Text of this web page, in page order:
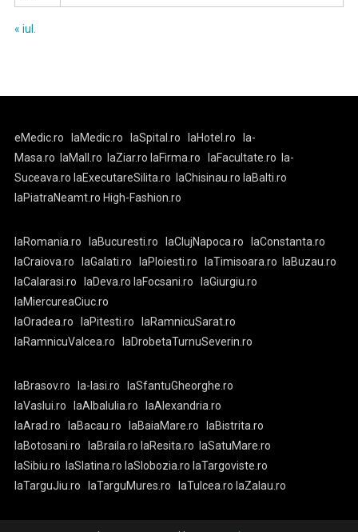
« iul.
eMedic.ro laMedic.ro laSpital.ro laHotel.ro
la-
Masa.ro
laMall.ro laZiar.ro laFirma.ro laFacultate.ro
la-
Suceava.ro laExecutareSilita.ro laChisinau.ro laBalti.ro
laPiatraNeamt.ro High-Fashion.ro
laRomania.ro laBucuresti.ro laClujNapoca.ro
laConstanta.ro
laCraiova.ro
laGalati.ro laPloiesti.ro laTimisoara.ro
laBuzau.ro
laCalarasi.ro
laDeva.ro laFocsani.ro
laGiurgiu.ro
laMiercureaCiuc.ro
laOradea.ro
laPitesti.ro
laRamnicuSarat.ro
laRamnicuValcea.ro
laDrobetaTurnuSeverin.ro
laBrasov.ro la-Iasi.ro
laSfantuGheorghe.ro
laVaslui.ro
laAlbaIulia.ro
laAlexandria.ro
laArad.ro
laBacau.ro laBaiaMare.ro
laBistrita.ro
laBotosani.ro
laBraila.ro laResita.ro
laSatuMare.ro
laSibiu.ro
laSlatina.ro laSlobozia.ro laTargoviste.ro
laTarguJiu.ro
laTarguMures.ro laTulcea.ro laZalau.ro